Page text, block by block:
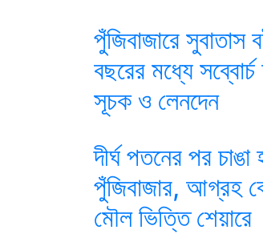
পুঁজিবাজারে
বছরের মধ্যে
সূচক ও লেনদেন
দীর্ঘ পতনের পর চাঙা
পুঁজিবাজার, আগ্রহ
মৌল ভিত্তি শেয়ারে